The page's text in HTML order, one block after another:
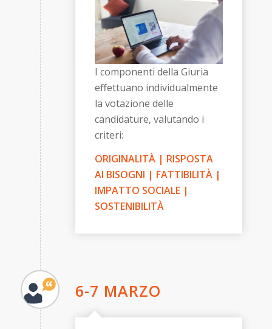
I componenti della Giuria
effettuano individualmente
la votazione delle
candidature, valutando i
criteri:
ORIGINALITÀ | RISPOSTA
AI BISOGNI | FATTIBILITÀ |
IMPATTO SOCIALE |
SOSTENIBILITÀ
6-7 MARZO